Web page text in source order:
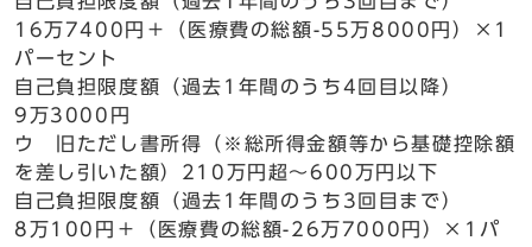
16万7400円＋（医療費の総額-55万8000円）×1
パーセント
自己負担限度額（過去1年間のうち4回目以降）
9万3000円
ウ 旧ただし書所得（※総所得金額等から基礎控除額
を差し引いた額）210万円超～600万円以下
自己負担限度額（過去1年間のうち3回目まで）
8万100円＋（医療費の総額-26万7000円）×1パ